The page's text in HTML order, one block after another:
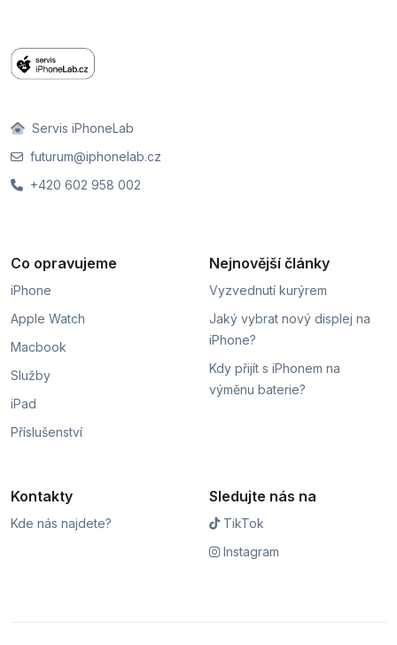
Servis iPhoneLab
futurum@iphonelab.cz
+420 602 958 002
Co opravujeme
iPhone
Apple Watch
Macbook
Služby
iPad
Příslušenství
Nejnovější články
Vyzvednutí kurýrem
Jaký vybrat nový displej na
iPhone?
Kdy přijít s iPhonem na
výměnu baterie?
Kontakty
Kde nás najdete?
Sledujte nás na
TikTok
Instagram